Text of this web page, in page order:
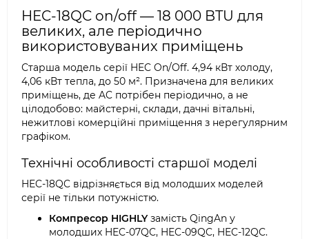
HEC-18QC on/off — 18 000 BTU для
великих, але періодично
використовуваних приміщень
Старша модель серії HEC On/Off. 4,94 кВт холоду,
4,06 кВт тепла, до 50 м². Призначена для великих
приміщень, де AC потрібен періодично, а не
цілодобово: майстерні, склади, дачні вітальні,
нежитлові комерційні приміщення з нерегулярним
графіком.
Технічні особливості старшої моделі
HEC-18QC відрізняється від молодших моделей
серії не тільки потужністю.
Компресор HIGHLYзамість QingAn у
молодших HEC-07QC, HEC-09QC, HEC-12QC.